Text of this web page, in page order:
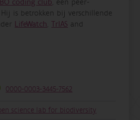
is betrokken bij verschillende
LifeWatch,TrIAS and
0000-0003-3445-7562
science lab for biodiversity